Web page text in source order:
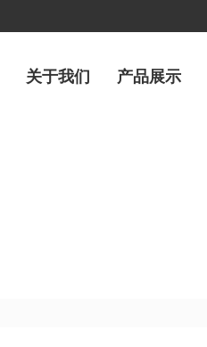
关于我们 产品展示